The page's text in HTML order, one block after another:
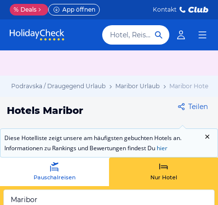
% Deals App öffnen Kontakt
Hotel, Reiseziel
Podravska / Draugegend Urlaub Maribor Urlaub Maribor Hotels
Hotels Maribor Teilen
Diese Hotelliste zeigt unsere am häufigsten gebuchten Hotels an.
Informationen zu Rankings und Bewertungen findest Du hier
Pauschalreisen Nur Hotel
Maribor